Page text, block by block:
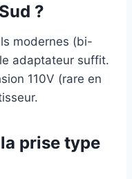
?
modernes (bi-
adaptateur suffit.
110V (rare en
prise type